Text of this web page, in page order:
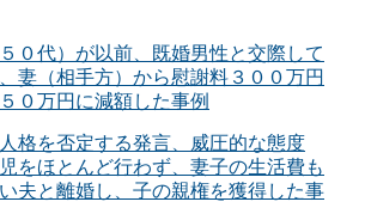
０代）が以前、既婚男性と交際して
妻（相手方）から慰謝料３００万円
０万円に減額した事例
格を否定する発言、威圧的な態度
をほとんど行わず、妻子の生活費も
夫と離婚し、子の親権を獲得した事